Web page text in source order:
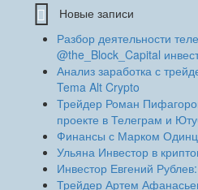
Новые записи
Разбор деятельности
@the_Block_Capital
Анализ заработка с
Tema Alt Crypto
Трейдер Роман
проекте в Телеграм и
Финансы с Марком
Ульяна Инвестор в
Инвестор Евгений
Трейдер Артем